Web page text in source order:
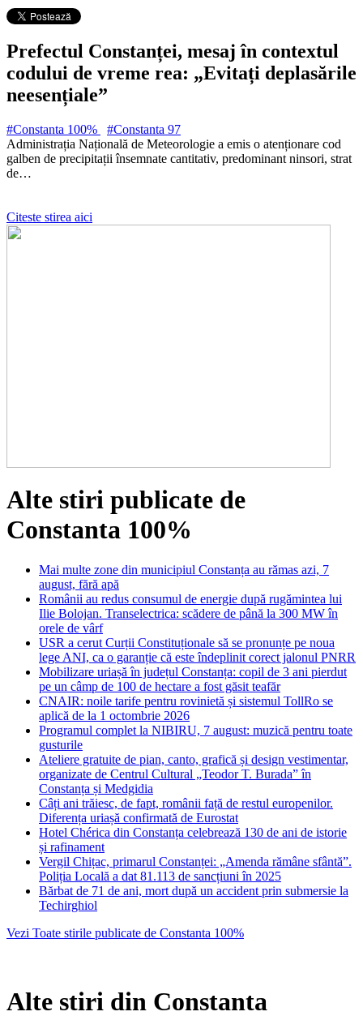
Prefectul Constanței, mesaj în contextul
codului de vreme rea: „Evitați deplasările
neesențiale”
#Constanta 100% #Constanta 97
Administrația Națională de Meteorologie a emis o atenționare cod
galben de precipitații însemnate cantitativ, predominant ninsori, strat
de…
Citeste stirea aici
Alte stiri publicate de
Constanta 100%
Mai multe zone din municipiul Constanța au rămas azi, 7
august, fără apă
Românii au redus consumul de energie după rugămintea lui
Ilie Bolojan. Transelectrica: scădere de până la 300 MW în
orele de vârf
USR a cerut Curții Constituționale să se pronunțe pe noua
lege ANI, ca o garanție că este îndeplinit corect jalonul PNRR
Mobilizare uriașă în județul Constanța: copil de 3 ani pierdut
pe un câmp de 100 de hectare a fost găsit teafăr
CNAIR: noile tarife pentru rovinietă și sistemul TollRo se
aplică de la 1 octombrie 2026
Programul complet la NIBIRU, 7 august: muzică pentru toate
gusturile
Ateliere gratuite de pian, canto, grafică și design vestimentar,
organizate de Centrul Cultural „Teodor T. Burada” în
Constanța și Medgidia
Câți ani trăiesc, de fapt, românii față de restul europenilor.
Diferența uriașă confirmată de Eurostat
Hotel Chérica din Constanța celebrează 130 de ani de istorie
și rafinament
Vergil Chițac, primarul Constanței: „Amenda rămâne sfântă”.
Poliția Locală a dat 81.113 de sancțiuni în 2025
Bărbat de 71 de ani, mort după un accident prin submersie la
Techirghiol
Vezi Toate stirile publicate de Constanta 100%
Alte stiri din Constanta